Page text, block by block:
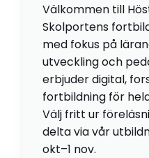
Välkommen till
Skolportens
med fokus på
utveckling och
erbjuder digital,
fortbildning för
Välj fritt ur
delta via vår
okt–1 nov.